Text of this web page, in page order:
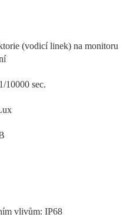
(vodicí linek) na monitoru
10000 sec.
vlivům: IP68